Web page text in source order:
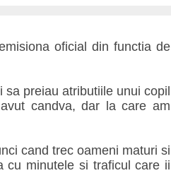
oficial din functia de
preiau atributiile unui copil
candva, dar la care am
cand trec oameni maturi si
cu minutele si traficul care ii